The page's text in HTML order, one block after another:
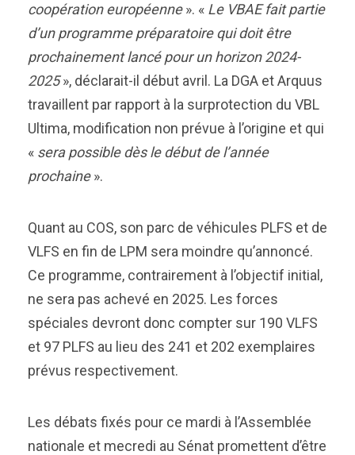
coopération européenne». « Le VBAE fait partie
d’un programme préparatoire qui doit être
prochainement lancé pour un horizon 2024-
2025», déclarait-il début avril. La DGA et Arquus
travaillent par rapport à la surprotection du VBL
Ultima, modification non prévue à l’origine et qui
« sera possible dès le début de l’année
prochaine».
Quant au COS, son parc de véhicules PLFS et de
VLFS en fin de LPM sera moindre qu’annoncé.
Ce programme, contrairement à l’objectif initial,
ne sera pas achevé en 2025. Les forces
spéciales devront donc compter sur 190 VLFS
et 97 PLFS au lieu des 241 et 202 exemplaires
prévus respectivement.
Les débats fixés pour ce mardi à l’Assemblée
nationale et mecredi au Sénat promettent d’être